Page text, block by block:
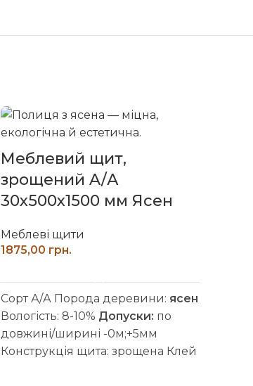
Меблевий щит,
зрощений A/А
30х500х1500 мм Ясен
Меблеві щити
грн.
Сорт А/А Порода деревини: ясен
Вологість: 8-10% Допуски: по
довжині/ширині -0м;+5мм
Конструкція щита: зрощена Клей